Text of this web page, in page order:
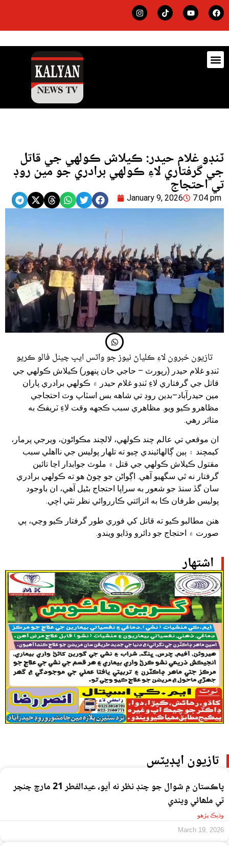
اشتهار
تازيون اپڊيٽس
پاڪستان ۾ شوال جو چنڊ نظر نه آيو، عيدالفطر 21 مارچ ڇنڇر
تي ملھائي ويندي
وڌيڪ پڙهو
March 19, 2026
ٽنڊو غلام حيدر: ڪيلاش ڪولهي جي قاتل
جي گرفتاري لاءِ ڪولهي برادري جو مين روڊ
تي احتجاج
January 9, 2026 7:04 pm
تازيون خبرون لاءِ ڪلياڻ نيوز جو واٽس ايپ چينل فالو ڪريو
ٽنڊو غلام حيدر (رپورٽ – حاجي خان پنهور) ڪيلاش ڪولهي جي
قاتل جي گرفتاري لاءِ ٽنڊو غلام حيدر ۾ ڪولهي برادري پاران
مين حيدرآباد–بدين روڊ تي شاهه بس اسٽاپ وٽ احتجاجي
مظاهرو ڪيو ويو. مظاهري سبب ڪجهه وقت لاءِ ٽريفڪ به
متاثر رهي.
ان موقعي تي عالم چند ڪولهي، لالچند مڪواڻون، ويرجي پرمار،
کيمچند ۽ ٻين ڳالهائيندي چيو ته تلهار پوليس جي نااهلي سبب
مقتول ڪيلاش ڪولهي جي قتل ۾ ملوث جوابدار اڃا تائين
گرفتار نه ٿي سگهيو آهي. اڳواڻن جو چوڻ هو ته ڪولهي برادري
سان گڏ سنڌ جو شعور به سراپا احتجاج بڻيل آهي، ان باوجود
پوليس طرفان ڪا به اثرائتي ڪارروائي نظر نٿي اچي.
هنن مطالبو ڪيو ته قاتل کي فوري طور گرفتار ڪيو وڃي، ٻي
صورت ۾ احتجاج جو دائرو وڌايو ويندو.